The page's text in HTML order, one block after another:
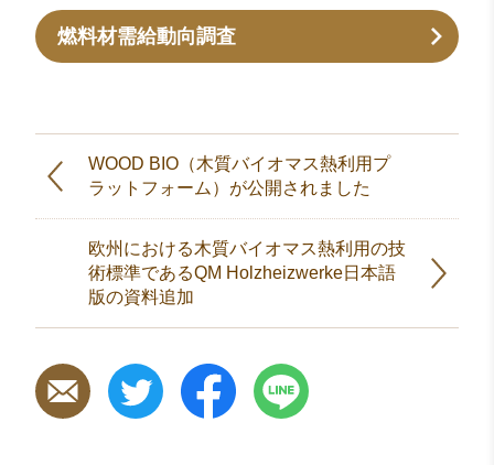
燃料材需給動向調査
WOOD BIO（木質バイオマス熱利用プ
ラットフォーム）が公開されました
欧州における木質バイオマス熱利用の技
術標準であるQM Holzheizwerke日本語
版の資料追加